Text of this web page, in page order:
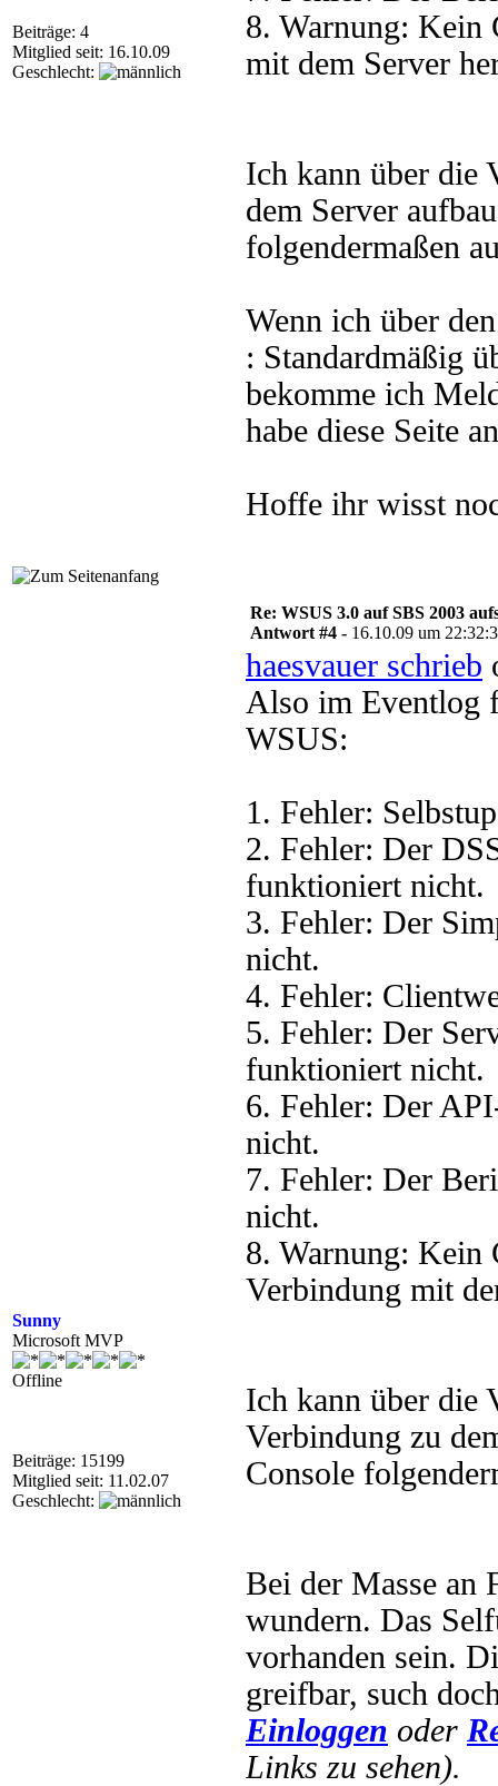
Beiträge: 4
Mitglied seit: 16.10.09
Geschlecht:
8. Warnung: Kein
mit dem Server
Ich kann über die
dem Server
folgendermaßen
Wenn ich über
: Standardmäßig
bekomme ich
habe diese Seite
Hoffe ihr wisst
Sunny
Microsoft MVP
Offline
Beiträge: 15199
Mitglied seit: 11.02.07
Geschlecht:
Re: WSUS 3.0 auf SBS 2003
Antwort #4 - 16.10.09 um
haesvauer schrieb
Also im Eventlog
WSUS:
1. Fehler:
2. Fehler: Der
funktioniert nicht.
3. Fehler: Der
nicht.
4. Fehler:
5. Fehler: Der
funktioniert nicht.
6. Fehler: Der
nicht.
7. Fehler: Der
nicht.
8. Warnung: Kein
Verbindung mit
Ich kann über die
Verbindung zu
Console
Bei der Masse an
wundern. Das
vorhanden sein.
greifbar, such
Einloggen oder
Links zu sehen).